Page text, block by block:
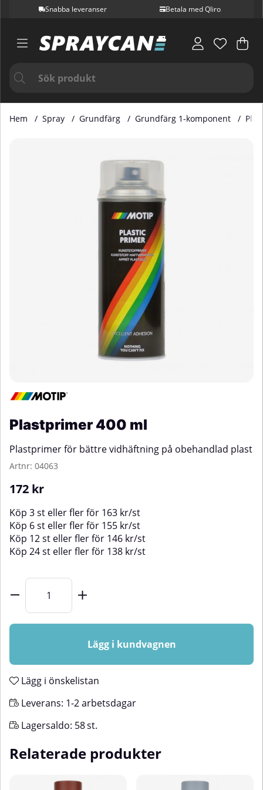
Snabba leveranser Betala med Qliro
.
Hem Spray Grundfärg Grundfärg 1-komponent
Plastprimer 400 ml
Plastprimer för bättre vidhäftning på obehandlad plast
Artnr: 04063
172 kr
Köp 3 st eller fler för 163 kr/st
Köp 6 st eller fler för 155 kr/st
Köp 12 st eller fler för 146 kr/st
Köp 24 st eller fler för 138 kr/st
Lägg i kundvagnen
Lägg i önskelistan
Leverans: 1-2 arbetsdagar
Lagersaldo: 58st.
Relaterade produkter